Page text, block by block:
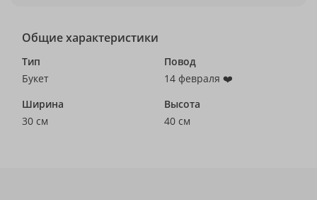
Общие характеристики
Тип
Букет
Повод
14 февраля ❤️
Ширина
30 см
Высота
40 см